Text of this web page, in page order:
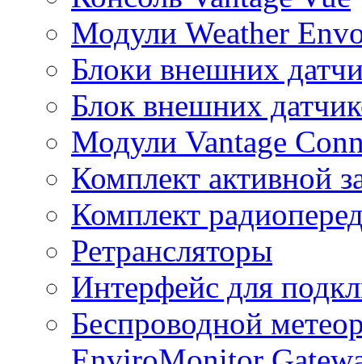
Модули Weather
Блоки внешних
Блок внешних
Модули Vantage
Комплект активной
Комплект
Ретрансляторы
Интерфейс для
Беспроводной